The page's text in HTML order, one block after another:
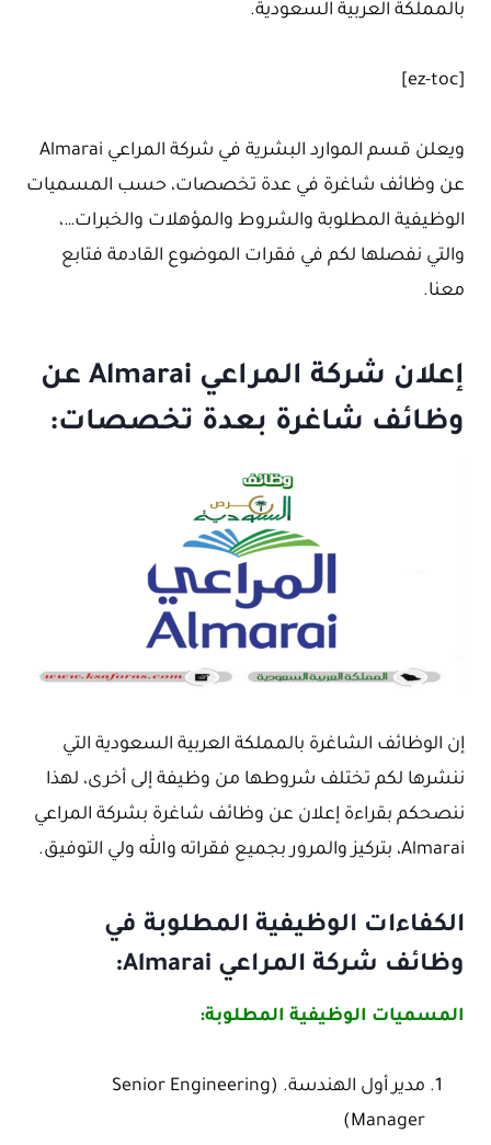
بالمملكة العربية السعودية.
[ez-toc]
ويعلن قسم الموارد البشرية في شركة المراعي Almarai
عن وظائف شاغرة في عدة تخصصات، حسب المسميات
الوظيفية المطلوبة والشروط والمؤهلات والخبرات…،
والتي نفصلها لكم في فقرات الموضوع القادمة فتابع
معنا.
إعلان شركة المراعي Almarai عن
وظائف شاغرة بعدة تخصصات:
إن الوظائف الشاغرة بالمملكة العربية السعودية التي
ننشرها لكم تختلف شروطها من وظيفة إلى أخرى، لهذا
ننصحكم بقراءة إعلان عن وظائف شاغرة بشركة المراعي
Almarai، بتركيز والمرور بجميع فقراته والله ولي التوفيق.
الكفاءات الوظيفية المطلوبة في
وظائف شركة المراعي Almarai:
المسميات الوظيفية المطلوبة:
مدير أول الهندسة. (Senior Engineering
Manager)